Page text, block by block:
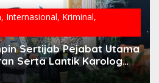
, Internasional, Kriminal,
Sertijab Pejabat Utama
Serta Lantik Karolog